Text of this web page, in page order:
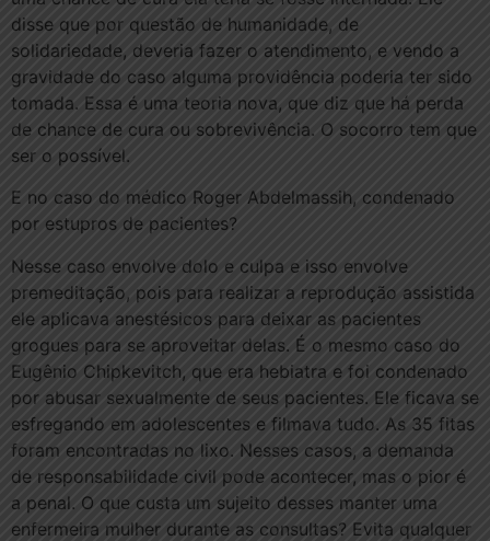
disse que por questão de humanidade, de
solidariedade, deveria fazer o atendimento, e vendo a
gravidade do caso alguma providência poderia ter sido
tomada. Essa é uma teoria nova, que diz que há perda
de chance de cura ou sobrevivência. O socorro tem que
ser o possível.
E no caso do médico Roger Abdelmassih, condenado
por estupros de pacientes?
Nesse caso envolve dolo e culpa e isso envolve
premeditação, pois para realizar a reprodução assistida
ele aplicava anestésicos para deixar as pacientes
grogues para se aproveitar delas. É o mesmo caso do
Eugênio Chipkevitch, que era hebiatra e foi condenado
por abusar sexualmente de seus pacientes. Ele ficava se
esfregando em adolescentes e filmava tudo. As 35 fitas
foram encontradas no lixo. Nesses casos, a demanda
de responsabilidade civil pode acontecer, mas o pior é
a penal. O que custa um sujeito desses manter uma
enfermeira mulher durante as consultas? Evita qualquer